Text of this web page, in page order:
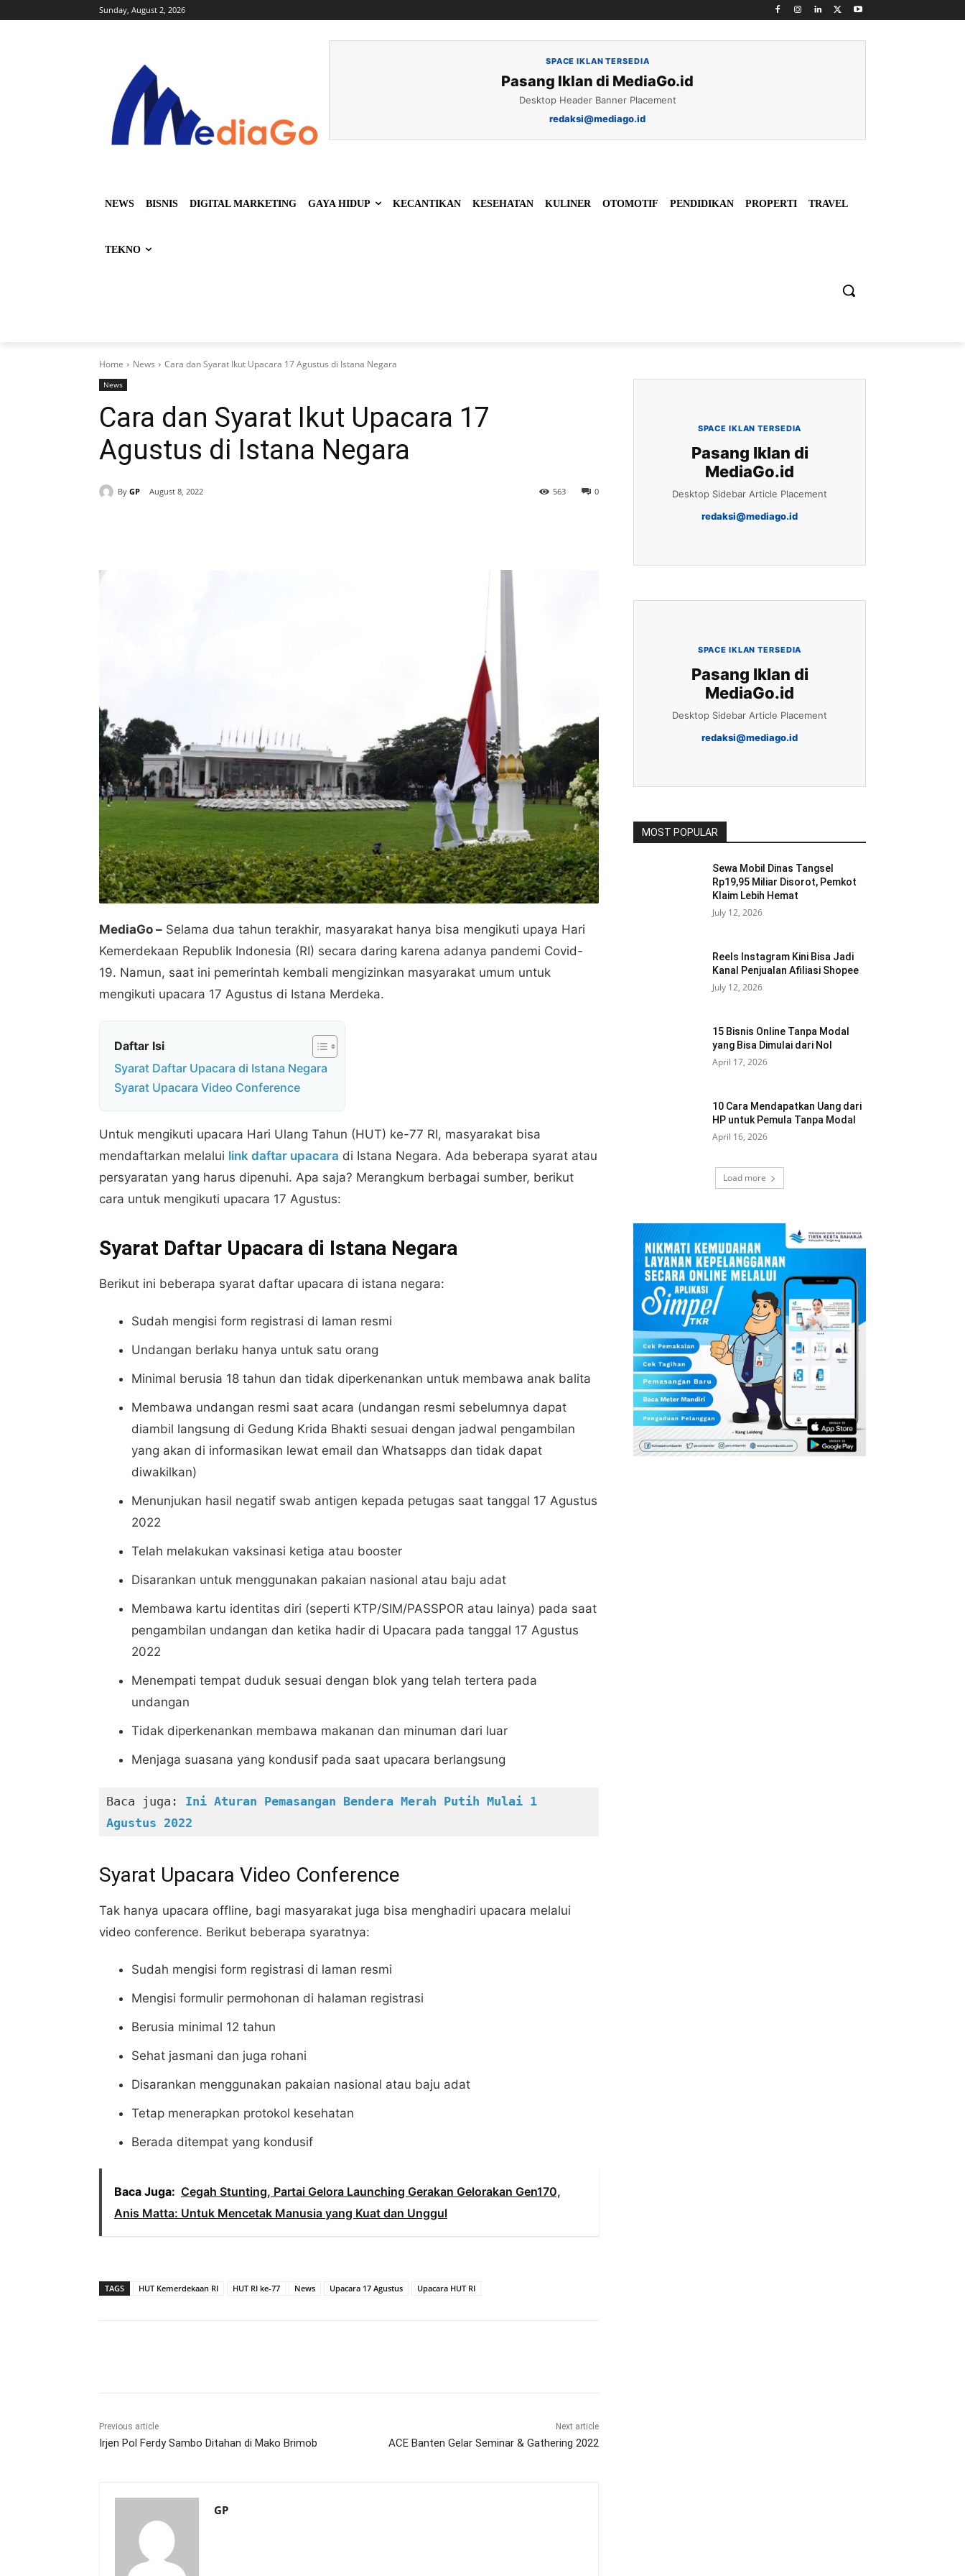
Sunday, August 2, 2026
SPACE IKLAN TERSEDIA
Pasang Iklan di MediaGo.id
Desktop Header Banner Placement
redaksi@mediago.id
NEWS BISNIS DIGITAL MARKETING GAYA HIDUP KECANTIKAN KESEHATAN KULINER OTOMOTIF PENDIDIKAN PROPERTI TRAVEL
TEKNO
Home News Cara dan Syarat Ikut Upacara 17 Agustus di Istana Negara
News
Cara dan Syarat Ikut Upacara 17
Agustus di Istana Negara
By GP August 8, 2022 0
563
MediaGo – Selama dua tahun terakhir, masyarakat hanya bisa mengikuti upaya Hari
Kemerdekaan Republik Indonesia (RI) secara daring karena adanya pandemi Covid-
19. Namun, saat ini pemerintah kembali mengizinkan masyarakat umum untuk
mengikuti upacara 17 Agustus di Istana Merdeka.
Daftar Isi
Syarat Daftar Upacara di Istana Negara
Syarat Upacara Video Conference
Untuk mengikuti upacara Hari Ulang Tahun (HUT) ke-77 RI, masyarakat bisa
mendaftarkan melalui link daftar upacara di Istana Negara. Ada beberapa syarat atau
persyaratan yang harus dipenuhi. Apa saja? Merangkum berbagai sumber, berikut
cara untuk mengikuti upacara 17 Agustus:
Syarat Daftar Upacara di Istana Negara
Berikut ini beberapa syarat daftar upacara di istana negara:
Sudah mengisi form registrasi di laman resmi
Undangan berlaku hanya untuk satu orang
Minimal berusia 18 tahun dan tidak diperkenankan untuk membawa anak balita
Membawa undangan resmi saat acara (undangan resmi sebelumnya dapat
diambil langsung di Gedung Krida Bhakti sesuai dengan jadwal pengambilan
yang akan di informasikan lewat email dan Whatsapps dan tidak dapat
diwakilkan)
Menunjukan hasil negatif swab antigen kepada petugas saat tanggal 17 Agustus
2022
Telah melakukan vaksinasi ketiga atau booster
Disarankan untuk menggunakan pakaian nasional atau baju adat
Membawa kartu identitas diri (seperti KTP/SIM/PASSPOR atau lainya) pada saat
pengambilan undangan dan ketika hadir di Upacara pada tanggal 17 Agustus
2022
Menempati tempat duduk sesuai dengan blok yang telah tertera pada
undangan
Tidak diperkenankan membawa makanan dan minuman dari luar
Menjaga suasana yang kondusif pada saat upacara berlangsung
Baca juga: Ini Aturan Pemasangan Bendera Merah Putih Mulai 1
Agustus 2022
Syarat Upacara Video Conference
Tak hanya upacara offline, bagi masyarakat juga bisa menghadiri upacara melalui
video conference. Berikut beberapa syaratnya:
Sudah mengisi form registrasi di laman resmi
Mengisi formulir permohonan di halaman registrasi
Berusia minimal 12 tahun
Sehat jasmani dan juga rohani
Disarankan menggunakan pakaian nasional atau baju adat
Tetap menerapkan protokol kesehatan
Berada ditempat yang kondusif
Baca Juga: Cegah Stunting, Partai Gelora Launching Gerakan Gelorakan Gen170,
Anis Matta: Untuk Mencetak Manusia yang Kuat dan Unggul
TAGS HUT Kemerdekaan RI HUT RI ke-77 News Upacara 17 Agustus Upacara HUT RI
Previous article
Irjen Pol Ferdy Sambo Ditahan di Mako Brimob
Next article
ACE Banten Gelar Seminar & Gathering 2022
GP
SPACE IKLAN TERSEDIA
Pasang Iklan di
MediaGo.id
Desktop Sidebar Article Placement
redaksi@mediago.id
SPACE IKLAN TERSEDIA
Pasang Iklan di
MediaGo.id
Desktop Sidebar Article Placement
redaksi@mediago.id
MOST POPULAR
Sewa Mobil Dinas Tangsel
Rp19,95 Miliar Disorot, Pemkot
Klaim Lebih Hemat
July 12, 2026
Reels Instagram Kini Bisa Jadi
Kanal Penjualan Afiliasi Shopee
July 12, 2026
15 Bisnis Online Tanpa Modal
yang Bisa Dimulai dari Nol
April 17, 2026
10 Cara Mendapatkan Uang dari
HP untuk Pemula Tanpa Modal
April 16, 2026
Load more